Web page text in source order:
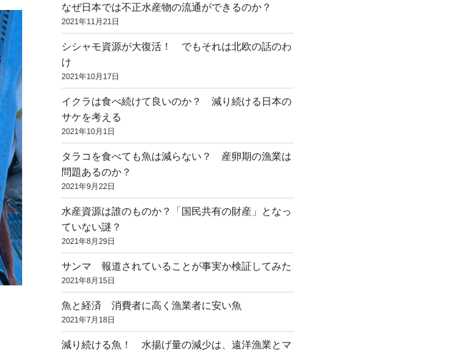
なぜ日本では不正水産物の流通ができるのか？
2021年11月21日
シシャモ資源が大復活！ でもそれは北欧の話のわ
け
2021年10月17日
イクラは食べ続けて良いのか？ 減り続ける日本の
サケを考える
2021年10月1日
タラコを食べても魚は減らない？ 産卵期の漁業は
問題あるのか？
2021年9月22日
水産資源は誰のものか？「国民共有の財産」となっ
ていない謎？
2021年8月29日
サンマ 報道されていることが事実か検証してみた
2021年8月15日
魚と経済 消費者に高く漁業者に安い魚
2021年7月18日
減り続ける魚！ 水揚げ量の減少は、遠洋漁業とマ